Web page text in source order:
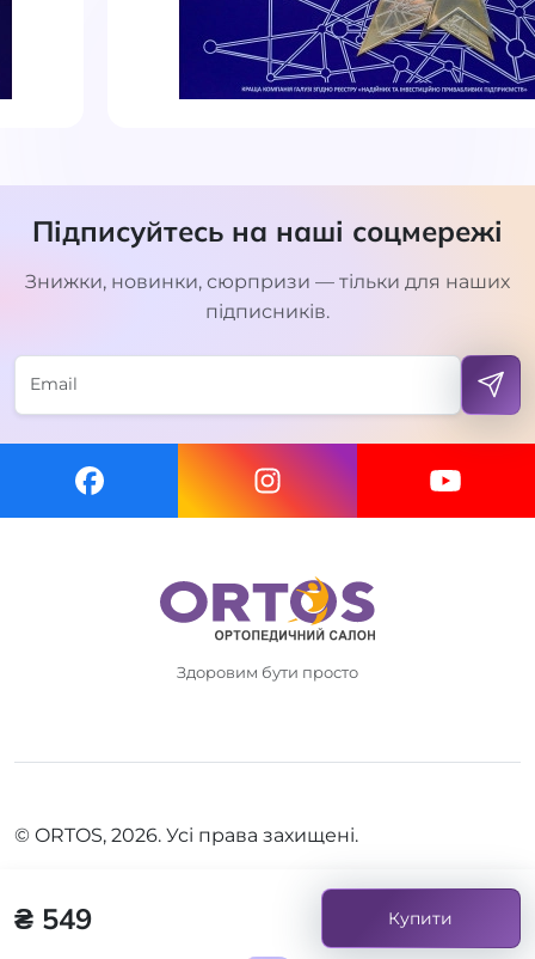
₴ 549 Купити
Підписуйтесь на наші соцмережі
Знижки, новинки, сюрпризи — тільки для наших
підписників.
Здоровим бути просто
© ORTOS, 2026. Усі права захищені.